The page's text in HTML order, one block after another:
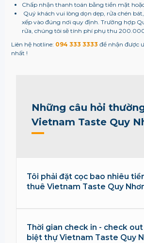
Chấp nhận thanh toán bằng tiền mặt
Quý khách vui lòng dọn dẹp, rửa chén
xếp vào đúng nơi quy định. Trường hợp
rửa, chúng tôi sẽ tính phí phụ thu
Liên hệ hotline: 094 333 3333 để nhận được
nhất !
Những câu hỏi
Vietnam Taste Quy
Tôi phải đặt cọc bao nhiêu
thuê Vietnam Taste Quy
Thời gian check in - check
biệt thự Vietnam Taste Quy